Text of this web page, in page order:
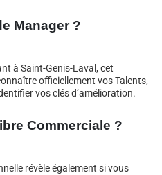
Manager ?
à Saint-Genis-Laval, cet
officiellement vos Talents,
vos clés d’amélioration.
Commerciale ?
révèle également si vous